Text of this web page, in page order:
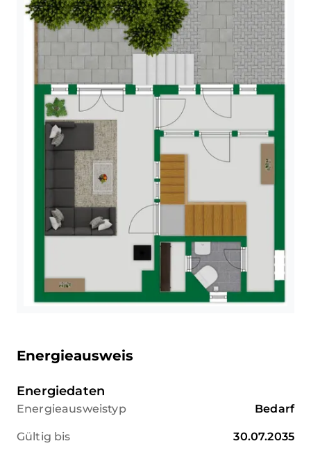
ein großer, gefliester und
beheizter Hobbyraum, ein
großzügiger Vorratsraum, der
Heizungskeller (Ölheizung,
Baujahr 1996) sowie der
Öltankraum.
Energieausweis
Energiedaten
Energieausweistyp Bedarf
Gültig bis 30.07.2035